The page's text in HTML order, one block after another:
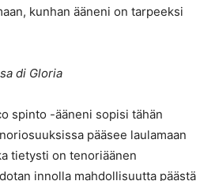
kunhan ääneni on tarpeeksi
di Gloria
spinto -ääneni sopisi tähän
pääsee laulamaan
tietysti on tenoriäänen
innolla mahdollisuutta päästä